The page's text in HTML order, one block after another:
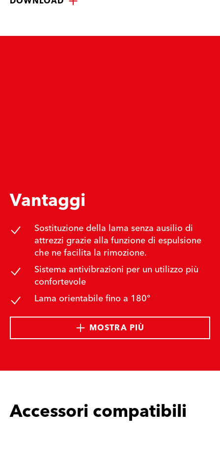
Vantaggi
Sostituzione della lama senza ausilio di
attrezzi grazie alla funzione di espulsione
che ne facilita la rimozione.
Sistema antivibrazioni per un utilizzo più
confortevole
Lama orientabile fino a 180°
MOSTRA PIÙ
Accessori compatibili